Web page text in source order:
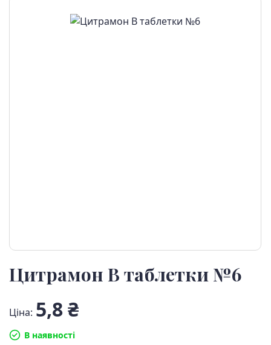
Цитрамон В таблетки №6
Ціна: 5,8 ₴
В наявності